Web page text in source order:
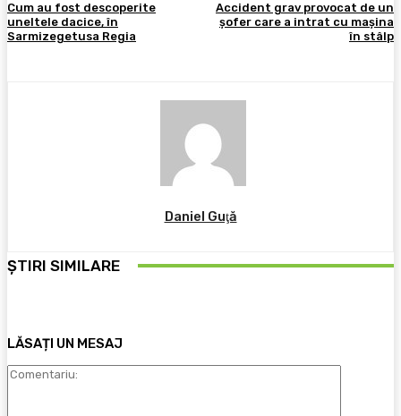
Cum au fost descoperite
uneltele dacice, în
Sarmizegetusa Regia
Accident grav provocat de un
şofer care a intrat cu maşina
în stâlp
Daniel Guţă
ȘTIRI SIMILARE
LĂSAȚI UN MESAJ